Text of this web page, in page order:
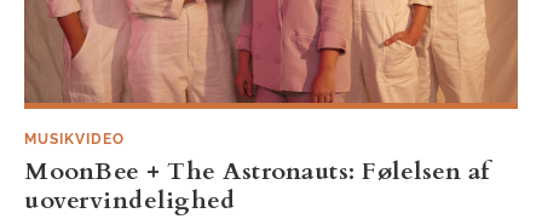
MUSIKVIDEO
MoonBee + The Astronauts: Følelsen af
uovervindelighed